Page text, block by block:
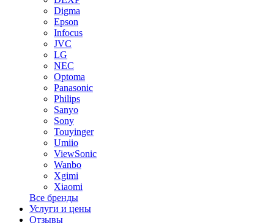
Digma
Epson
Infocus
JVC
LG
NEC
Optoma
Panasonic
Philips
Sanyo
Sony
Touyinger
Umiio
ViewSonic
Wanbo
Xgimi
Xiaomi
Все бренды
Услуги и цены
Отзывы